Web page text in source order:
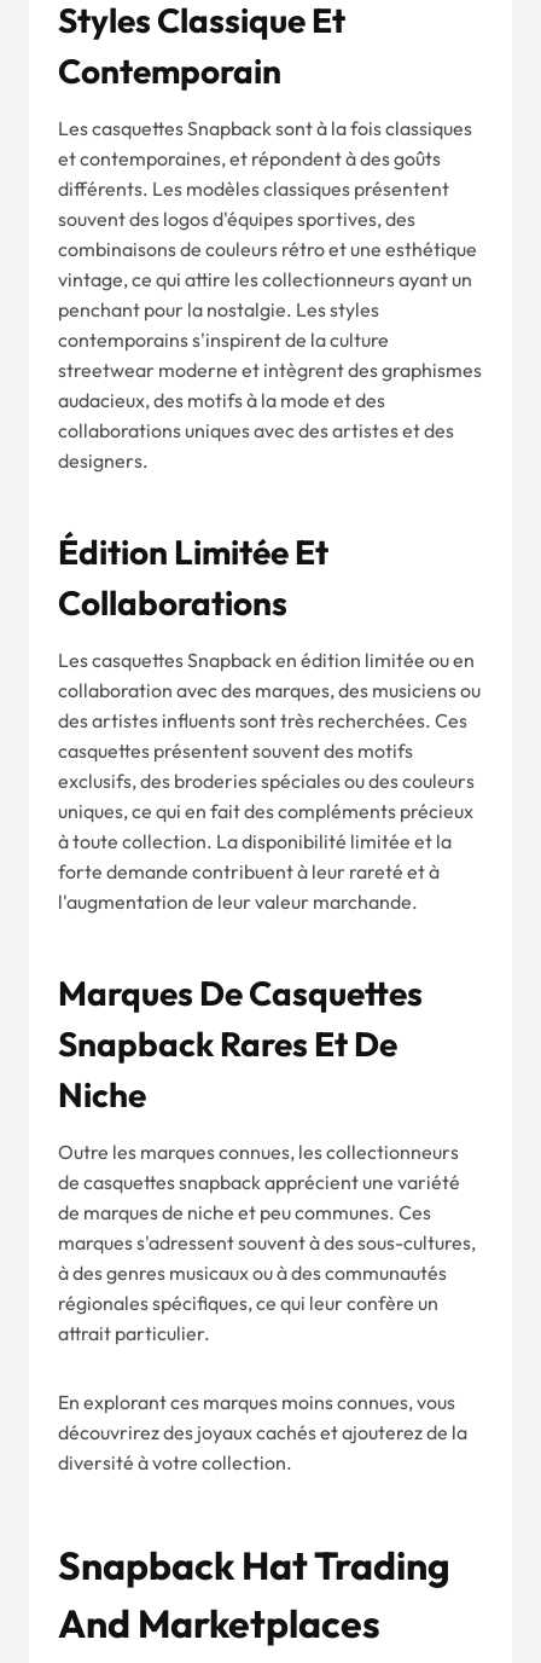
Styles Classique Et
Contemporain
Les casquettes Snapback sont à la fois classiques
et contemporaines, et répondent à des goûts
différents. Les modèles classiques présentent
souvent des logos d'équipes sportives, des
combinaisons de couleurs rétro et une esthétique
vintage, ce qui attire les collectionneurs ayant un
penchant pour la nostalgie. Les styles
contemporains s'inspirent de la culture
streetwear moderne et intègrent des graphismes
audacieux, des motifs à la mode et des
collaborations uniques avec des artistes et des
designers.
Édition Limitée Et
Collaborations
Les casquettes Snapback en édition limitée ou en
collaboration avec des marques, des musiciens ou
des artistes influents sont très recherchées. Ces
casquettes présentent souvent des motifs
exclusifs, des broderies spéciales ou des couleurs
uniques, ce qui en fait des compléments précieux
à toute collection. La disponibilité limitée et la
forte demande contribuent à leur rareté et à
l'augmentation de leur valeur marchande.
Marques De Casquettes
Snapback Rares Et De
Niche
Outre les marques connues, les collectionneurs
de casquettes snapback apprécient une variété
de marques de niche et peu communes. Ces
marques s'adressent souvent à des sous-cultures,
à des genres musicaux ou à des communautés
régionales spécifiques, ce qui leur confère un
attrait particulier.
En explorant ces marques moins connues, vous
découvrirez des joyaux cachés et ajouterez de la
diversité à votre collection.
Snapback Hat Trading
And Marketplaces